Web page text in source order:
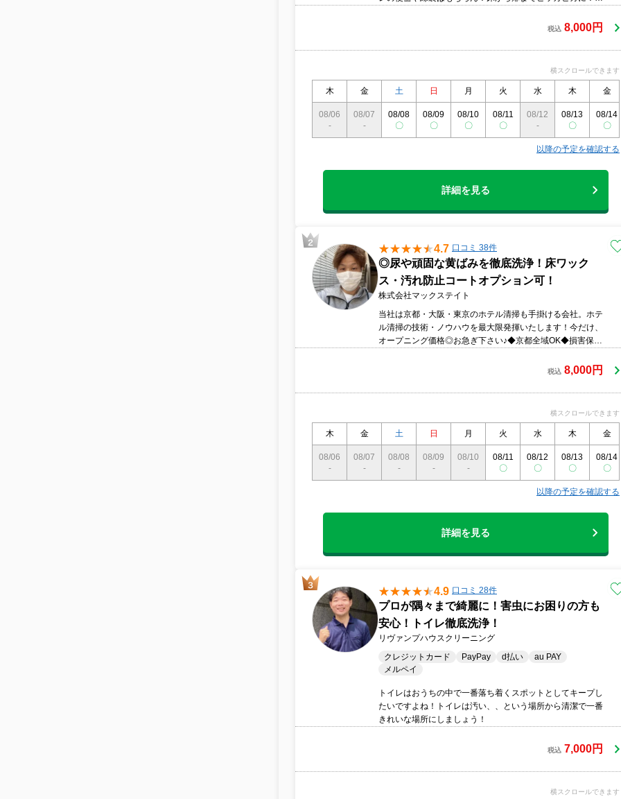
ます！！(経年劣化や染色・変色の場合は落ちない場合がござ
す。※タイル・石材床はワックス不可お問い合わせ・ご予約
レが対象です。男性用小便器・和式便器はそれぞれ
￥5,000(税込)/1器にて承ります。タンク内部は￥3000(税込)
となります。◆清掃範囲便器 / 便座 / 壁面(埃取り・除菌剤で
の拭上げ程度で壁材によっては作業不可) / 照明カバー / 床 /
タンク表面 / 扉 / 窓(内側のみ) / 換気扇カバー / ウォシュレッ
税込 8,000円
横スクロールできます
木 金 土 日 月 火 水 木 金
08/06
-
08/07
-
08/08
〇
08/09
〇
08/10
〇
08/11
〇
08/12
-
08/13
〇
08/14
〇
以降の予定を確認する
詳細を見る
4.7 口コミ 38件
◎尿や頑固な黄ばみを徹底洗浄！床ワック
ス・汚れ防止コートオプション可！
株式会社マックステイト
当社は京都・大阪・東京のホテル清掃も手掛ける会社。ホテ
ル清掃の技術・ノウハウを最大限発揮いたします！今だけ、
オープニング価格◎お急ぎ下さい♪◆京都全域OK◆損害保険
でご安心下さい。◆2人体制でお伺いいたしますので、スピ
新品のスリッパを着用◇入室前、手指のアルコール消毒実施
税込 8,000円
横スクロールできます
木 金 土 日 月 火 水 木 金
08/06
-
08/07
-
08/08
-
08/09
-
08/10
-
08/11
〇
08/12
〇
08/13
〇
08/14
〇
以降の予定を確認する
詳細を見る
4.9 口コミ 28件
プロが隅々まで綺麗に！害虫にお困りの方も
安心！トイレ徹底洗浄！
リヴァンプハウスクリーニング
クレジットカード
PayPay d払い
au PAY
メルペイ
トイレはおうちの中で一番落ち着くスポットとしてキープし
たいですよね！トイレは汚い、、という場所から清潔で一番
きれいな場所にしましょう！
税込 7,000円
横スクロールできます